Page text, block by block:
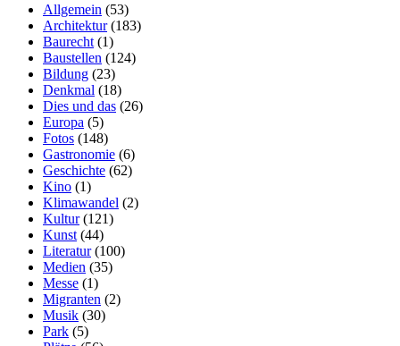
Allgemein (53)
Architektur(183)
Baurecht (1)
Baustellen (124)
Bildung (23)
Denkmal (18)
Dies und das (26)
Europa (5)
Fotos (148)
Gastronomie (6)
Geschichte (62)
Kino (1)
Klimawandel (2)
Kultur(121)
Kunst (44)
Literatur(100)
Medien (35)
Messe (1)
Migranten (2)
Musik (30)
Park (5)